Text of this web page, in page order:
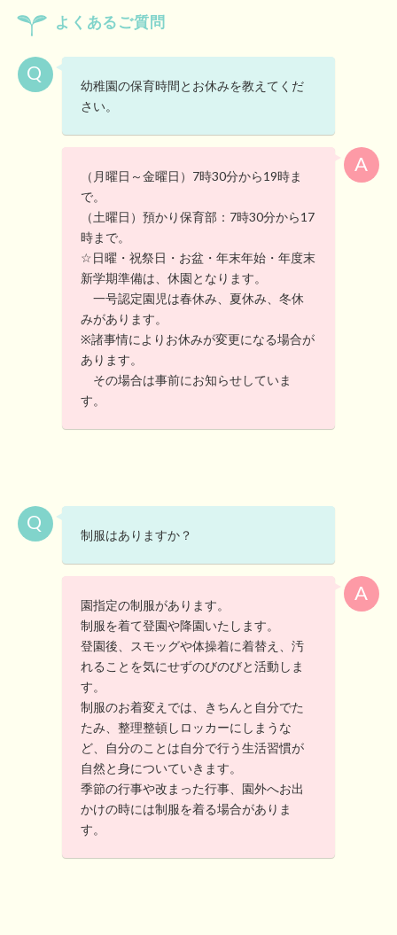
よくあるご質問
幼稚園の保育時間とお休みを教えてくだ
さい。
（月曜日～金曜日）7時30分から19時ま
で。
（土曜日）預かり保育部：7時30分から17
時まで。
☆日曜・祝祭日・お盆・年末年始・年度末
新学期準備は、休園となります。
一号認定園児は春休み、夏休み、冬休
みがあります。
※諸事情によりお休みが変更になる場合が
あります。
その場合は事前にお知らせしていま
す。
制服はありますか？
園指定の制服があります。
制服を着て登園や降園いたします。
登園後、スモッグや体操着に着替え、汚
れることを気にせずのびのびと活動しま
す。
制服のお着変えでは、きちんと自分でた
たみ、整理整頓しロッカーにしまうな
ど、自分のことは自分で行う生活習慣が
自然と身についていきます。
季節の行事や改まった行事、園外へお出
かけの時には制服を着る場合がありま
す。